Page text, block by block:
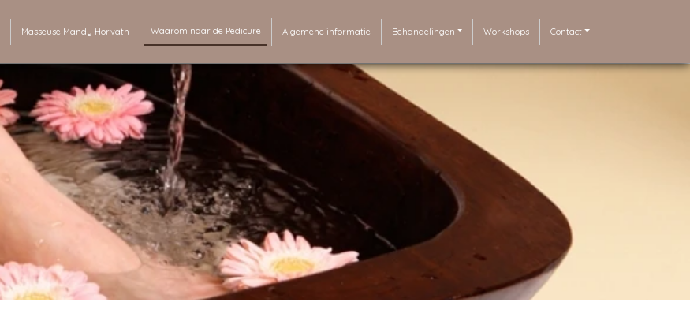
Masseuse Mandy Horvath Waarom naar de Pedicure Algemene informatie Behandelingen Workshops Contact